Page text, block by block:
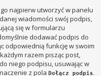
najpierw utworzyć w panelu
wiadomości swój podpis,
się w formularzu
dodawać podpis do
odpowiednią funkcję w swoim
razem pisząc post,
niego podpisu, usuwając w
z polaDołącz podpis.